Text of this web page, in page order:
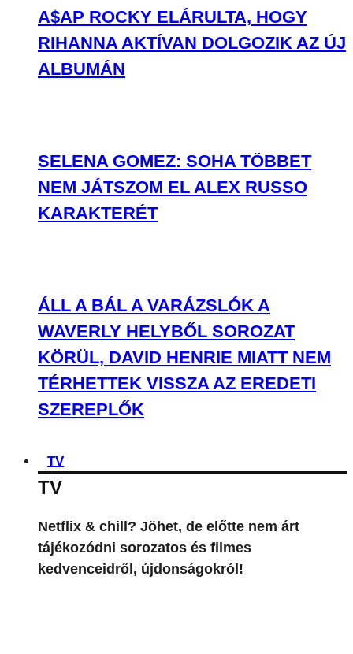
A$AP ROCKY ELÁRULTA, HOGY
RIHANNA AKTÍVAN DOLGOZIK AZ ÚJ
ALBUMÁN
SELENA GOMEZ: SOHA TÖBBET
NEM JÁTSZOM EL ALEX RUSSO
KARAKTERÉT
ÁLL A BÁL A VARÁZSLÓK A
WAVERLY HELYBŐL SOROZAT
KÖRÜL, DAVID HENRIE MIATT NEM
TÉRHETTEK VISSZA AZ EREDETI
SZEREPLŐK
TV
TV
Netflix & chill? Jöhet, de előtte nem árt
tájékozódni sorozatos és filmes
kedvenceidről, újdonságokról!